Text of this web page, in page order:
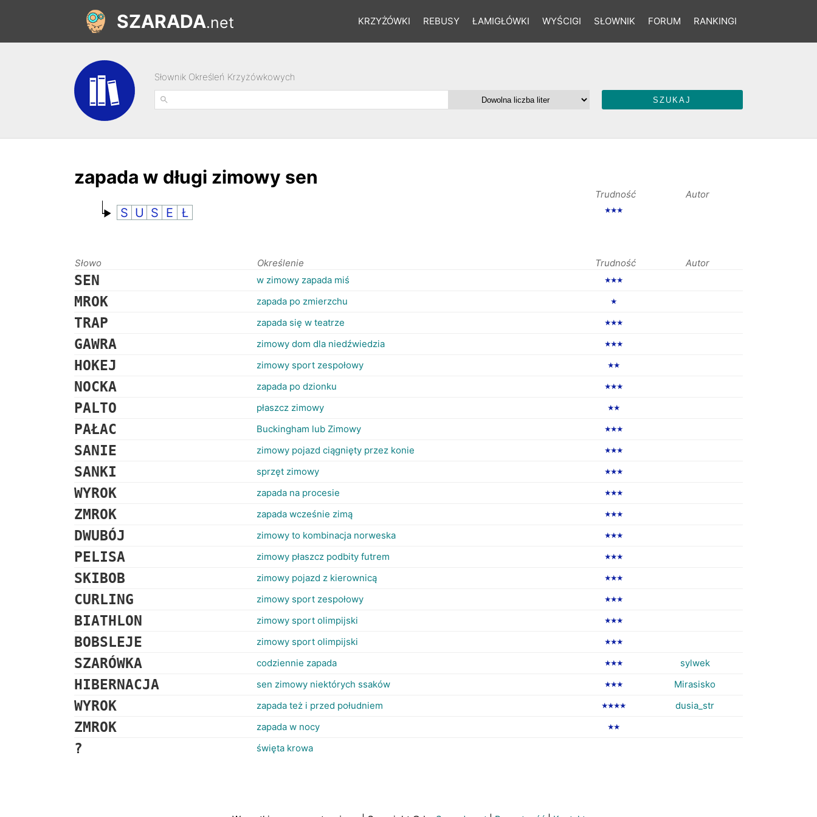
KRZYŻÓWKI REBUSY ŁAMIGŁÓWKI WYŚCIGI SŁOWNIK FORUM RANKINGI
SZARADA.net
Słownik Określeń Krzyżówkowych
zapada w długi zimowy sen
Trudność Autor
S U S E Ł ★★★
Słowo Określenie Trudność Autor
SEN w zimowy zapada miś ★★★
MROK zapada po zmierzchu ★
TRAP zapada się w teatrze ★★★
GAWRA zimowy dom dla niedźwiedzia ★★★
HOKEJ zimowy sport zespołowy ★★
NOCKA zapada po dzionku ★★★
PALTO płaszcz zimowy ★★
PAŁAC Buckingham lub Zimowy ★★★
SANIE zimowy pojazd ciągnięty przez konie ★★★
SANKI sprzęt zimowy ★★★
WYROK zapada na procesie ★★★
ZMROK zapada wcześnie zimą ★★★
DWUBÓJ zimowy to kombinacja norweska ★★★
PELISA zimowy płaszcz podbity futrem ★★★
SKIBOB zimowy pojazd z kierownicą ★★★
CURLING zimowy sport zespołowy ★★★
BIATHLON zimowy sport olimpijski ★★★
BOBSLEJE zimowy sport olimpijski ★★★
SZARÓWKA codziennie zapada ★★★ sylwek
HIBERNACJA sen zimowy niektórych ssaków ★★★ Mirasisko
WYROK zapada też i przed południem ★★★★ dusia_str
ZMROK zapada w nocy ★★
? święta krowa